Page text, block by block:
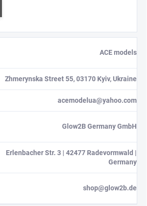
ACE models
Zhmerynska Street 55, 03170 Kyiv, Ukraine
acemodelua@yahoo.com
Glow2B Germany GmbH
Erlenbacher Str. 3 | 42477 Radevormwald |
Germany
shop@glow2b.de